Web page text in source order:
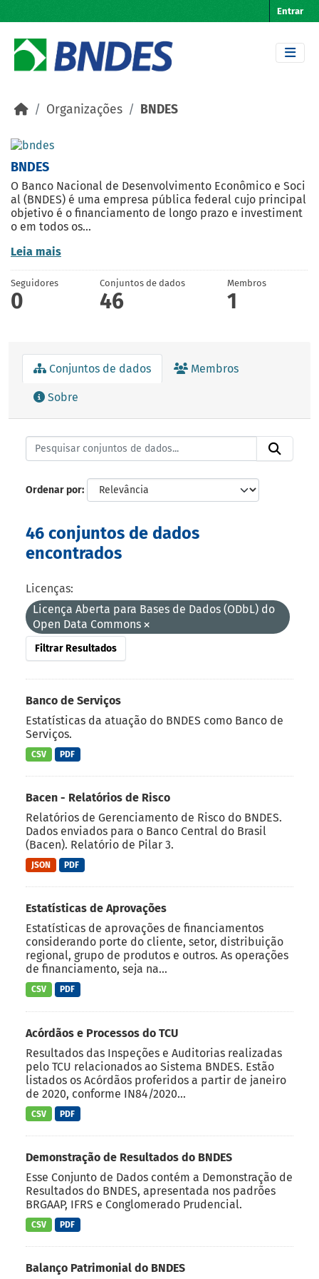
Entrar
Organizações BNDES
BNDES
O Banco Nacional de Desenvolvimento Econômico e Soci
al (BNDES) é uma empresa pública federal cujo principal
objetivo é o financiamento de longo prazo e investiment
o em todos os...
Leia mais
Seguidores
0
Conjuntos de dados
46
Membros
1
Conjuntos de dados Membros
Sobre
Ordenar por
46 conjuntos de dados
encontrados
Licenças:
Licença Aberta para Bases de Dados (ODbL) do
Open Data Commons
Filtrar Resultados
Banco de Serviços
Estatísticas da atuação do BNDES como Banco de
Serviços.
CSV PDF
Bacen - Relatórios de Risco
Relatórios de Gerenciamento de Risco do BNDES.
Dados enviados para o Banco Central do Brasil
(Bacen). Relatório de Pilar 3.
JSON PDF
Estatísticas de Aprovações
Estatísticas de aprovações de financiamentos
considerando porte do cliente, setor, distribuição
regional, grupo de produtos e outros. As operações
de financiamento, seja na...
CSV PDF
Acórdãos e Processos do TCU
Resultados das Inspeções e Auditorias realizadas
pelo TCU relacionados ao Sistema BNDES. Estão
listados os Acórdãos proferidos a partir de janeiro
de 2020, conforme IN84/2020...
CSV PDF
Demonstração de Resultados do BNDES
Esse Conjunto de Dados contém a Demonstração de
Resultados do BNDES, apresentada nos padrões
BRGAAP, IFRS e Conglomerado Prudencial.
CSV PDF
Balanço Patrimonial do BNDES